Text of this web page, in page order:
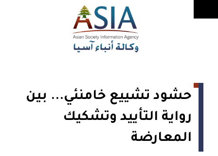
حشود تشييع خامنئي... بين
رواية التأييد وتشكيك
المعارضة